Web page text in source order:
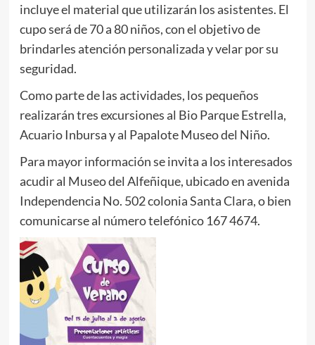
incluye el material que utilizarán los asistentes. El
cupo será de 70 a 80 niños, con el objetivo de
brindarles atención personalizada y velar por su
seguridad.
Como parte de las actividades, los pequeños
realizarán tres excursiones al Bio Parque Estrella,
Acuario Inbursa y al Papalote Museo del Niño.
Para mayor información se invita a los interesados
acudir al Museo del Alfeñique, ubicado en avenida
Independencia No. 502 colonia Santa Clara, o bien
comunicarse al número telefónico 167 4674.